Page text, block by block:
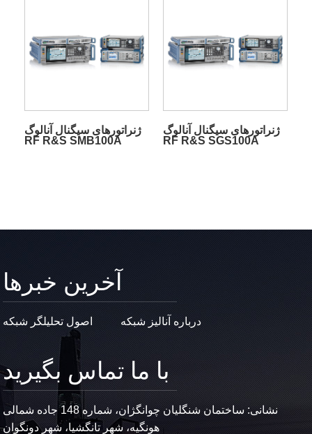
ژنراتورهای سیگنال آنالوگ
RF R&S SMB100A
ژنراتورهای سیگنال آنالوگ
RF R&S SGS100A
آخرین خبرها
اصول تحلیلگر شبکه درباره آنالیز شبکه
با ما تماس بگیرید
نشانی: ساختمان شنگلیان چوانگژان، شماره 148 جاده شمالی
هونگیه، شهر تانگشیا، شهر دونگوان